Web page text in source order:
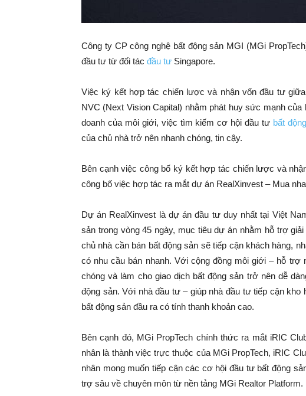
Công ty CP công nghệ bất động sản MGI (MGi
đầu tư từ đối tác đầu tư Singapore.
Việc ký kết hợp tác chiến lược và nhận vốn đầu tư
NVC (Next Vision Capital) nhằm phát huy sức mạnh
doanh của môi giới, việc tìm kiếm cơ hội đầu tư bất
của chủ nhà trở nên nhanh chóng, tin cậy.
Bên cạnh việc công bố ký kết hợp tác chiến lược và
công bố việc hợp tác ra mắt dự án RealXinvest – Mua
Dự án RealXinvest là dự án đầu tư duy nhất tại Việt
sản trong vòng 45 ngày, mục tiêu dự án nhằm hỗ trợ
chủ nhà cần bán bất động sản sẽ tiếp cận khách hàng,
có nhu cầu bán nhanh. Với cộng đồng môi giới – hỗ
chóng và làm cho giao dịch bất động sản trở nên dễ
động sản. Với nhà đầu tư – giúp nhà đầu tư tiếp cận
bất động sản đầu ra có tính thanh khoản cao.
Bên cạnh đó, MGi PropTech chính thức ra mắt iRIC
nhân là thành việc trực thuộc của MGi PropTech, iRIC
nhân mong muốn tiếp cận các cơ hội đầu tư bất động
trợ sâu về chuyên môn từ nền tảng MGi Realtor Platform.